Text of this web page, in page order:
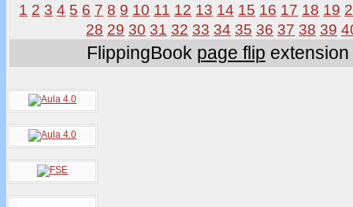
1 2 3 4 5 6 7 8 9 10 11 12 13 14 15 16 17 18 19
28 29 30 31 32 33 34 35 36 37 38 39
FlippingBook page flip